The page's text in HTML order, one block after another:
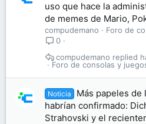
uso que hace la
de memes de Mario,
compudemano
Foro de
0
Foro de consolas y
compudemano
Noticia
Más papeles de
habrían confirmado:
Strahovski y el